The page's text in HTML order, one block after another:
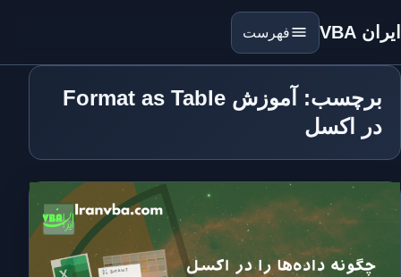
ایران VBA فهرست
برچسب: آموزش Format as Table
در اکسل